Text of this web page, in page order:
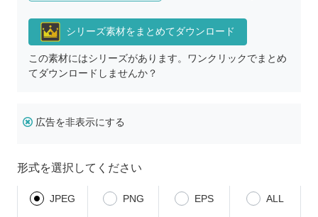
シリーズ素材をまとめてダウンロード
この素材にはシリーズがあります。ワンクリックでまとめ
てダウンロードしませんか？
広告を非表示にする
形式を選択してください
JPEG PNG EPS ALL